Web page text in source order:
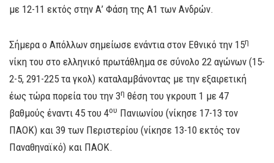
με 12-11 εκτός στην Α’ Φάση της Α1 των Ανδρών.
Σήμερα ο Απόλλων σημείωσε ενάντια στον Εθνικό την 15η
νίκη του στο ελληνικό πρωτάθλημα σε σύνολο 22 αγώνων (15-
2-5, 291-225 τα γκολ) καταλαμβάνοντας με την εξαιρετική
έως τώρα πορεία του την 3η θέση του γκρουπ 1 με 47
βαθμούς έναντι 45 του 4ου Πανιωνίου (νίκησε 17-13 τον
ΠΑΟΚ) και 39 των Περιστερίου (νίκησε 13-10 εκτός τον
Παναθηναϊκό) και ΠΑΟΚ.